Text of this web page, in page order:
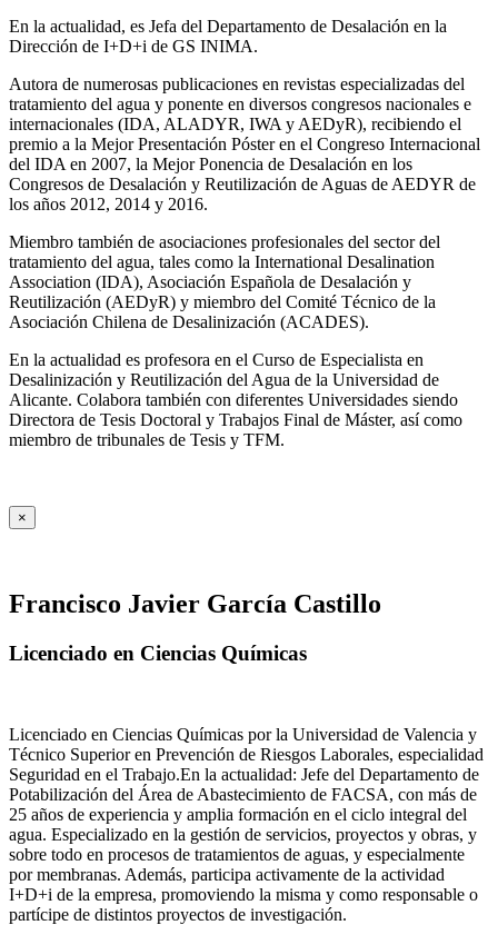
En la actualidad, es Jefa del Departamento de Desalación en la
Dirección de I+D+i de GS INIMA.
Autora de numerosas publicaciones en revistas especializadas del
tratamiento del agua y ponente en diversos congresos nacionales e
internacionales (IDA, ALADYR, IWA y AEDyR), recibiendo el
premio a la Mejor Presentación Póster en el Congreso Internacional
del IDA en 2007, la Mejor Ponencia de Desalación en los
Congresos de Desalación y Reutilización de Aguas de AEDYR de
los años 2012, 2014 y 2016.
Miembro también de asociaciones profesionales del sector del
tratamiento del agua, tales como la International Desalination
Association (IDA), Asociación Española de Desalación y
Reutilización (AEDyR) y miembro del Comité Técnico de la
Asociación Chilena de Desalinización (ACADES).
En la actualidad es profesora en el Curso de Especialista en
Desalinización y Reutilización del Agua de la Universidad de
Alicante. Colabora también con diferentes Universidades siendo
Directora de Tesis Doctoral y Trabajos Final de Máster, así como
miembro de tribunales de Tesis y TFM.
×
Francisco Javier García Castillo
Licenciado en Ciencias Químicas
Licenciado en Ciencias Químicas por la Universidad de Valencia y
Técnico Superior en Prevención de Riesgos Laborales, especialidad
Seguridad en el Trabajo.En la actualidad: Jefe del Departamento de
Potabilización del Área de Abastecimiento de FACSA, con más de
25 años de experiencia y amplia formación en el ciclo integral del
agua. Especializado en la gestión de servicios, proyectos y obras, y
sobre todo en procesos de tratamientos de aguas, y especialmente
por membranas. Además, participa activamente de la actividad
I+D+i de la empresa, promoviendo la misma y como responsable o
partícipe de distintos proyectos de investigación.